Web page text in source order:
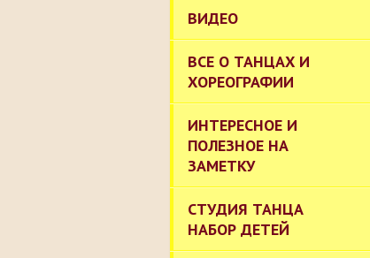
ВИДЕО
ВСЕ О ТАНЦАХ И
ХОРЕОГРАФИИ
ИНТЕРЕСНОЕ И
ПОЛЕЗНОЕ НА
ЗАМЕТКУ
СТУДИЯ ТАНЦА
НАБОР ДЕТЕЙ